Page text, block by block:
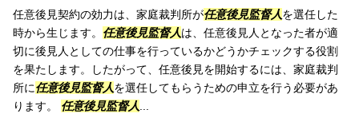
任意後見契約の効力は、家庭裁判所が任意後見監督人を選任した
時から生じます。 任意後見監督人は、任意後見人となった者が適
切に後見人としての仕事を行っているかどうかチェックする役割
を果たします。したがって、任意後見を開始するには、家庭裁判
所に任意後見監督人を選任してもらうための申立を行う必要があ
ります。 任意後見監督人...